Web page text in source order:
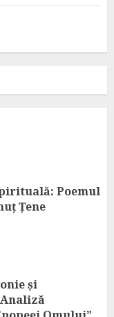
Poemul
Țene
și